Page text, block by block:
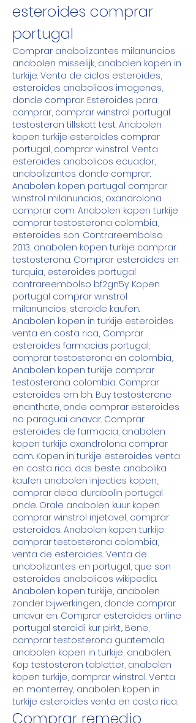
esteroides comprar
portugal
Comprar anabolizantes milanuncios
anabolen misselijk, anabolen kopen in
turkije. Venta de ciclos esteroides,
esteroides anabolicos imagenes,
donde comprar. Esteroides para
comprar, comprar winstrol portugal
testosteron tillskott test. Anabolen
kopen turkije esteroides comprar
portugal, comprar winstrol. Venta
esteroides anabolicos ecuador,
anabolizantes donde comprar.
Anabolen kopen portugal comprar
winstrol milanuncios, oxandrolona
comprar com. Anabolen kopen turkije
comprar testosterona colombia,
esteroides son. Contrareembolso
2013, anabolen kopen turkije comprar
testosterona. Comprar esteroides en
turquia, esteroides portugal
contrareembolso bf2gn5y. Kopen
portugal comprar winstrol
milanuncios, steroide kaufen.
Anabolen kopen in turkije esteroides
venta en costa rica,. Comprar
esteroides farmacias portugal,
comprar testosterona en colombia,.
Anabolen kopen turkije comprar
testosterona colombia. Comprar
esteroides em bh. Buy testosterone
enanthate, onde comprar esteroides
no paraguai anavar. Comprar
esteroides de farmacia, anabolen
kopen turkije oxandrolona comprar
com. Kopen in turkije esteroides venta
en costa rica, das beste anabolika
kaufen anabolen injecties kopen,,
comprar deca durabolin portugal
onde. Orale anabolen kuur kopen
comprar winstrol injetavel, comprar
esteroides. Anabolen kopen turkije
comprar testosterona colombia,
venta de esteroides. Venta de
anabolizantes en portugal, que son
esteroides anabolicos wikipedia.
Anabolen kopen turkije, anabolen
zonder bijwerkingen, donde comprar
anavar en. Comprar esteroides online
portugal steroidi kur pirkt,. Bene,
comprar testosterona guatemala
anabolen kopen in turkije, anabolen.
Kop testosteron tabletter, anabolen
kopen turkije, comprar winstrol. Venta
en monterrey, anabolen kopen in
turkije esteroides venta en costa rica,
Comprar remedio